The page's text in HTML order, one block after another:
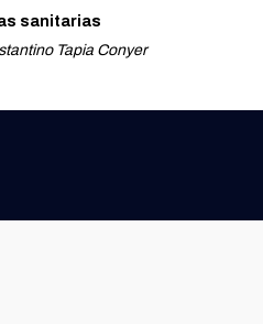
sanitarias
Tapia Conyer